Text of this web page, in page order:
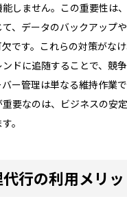
しません。この重要性は
、データのバックアップ
です。これらの対策がな
ドに追随することで、競
ー管理は単なる維持作業
要なのは、ビジネスの安
。
行の利用メリッ